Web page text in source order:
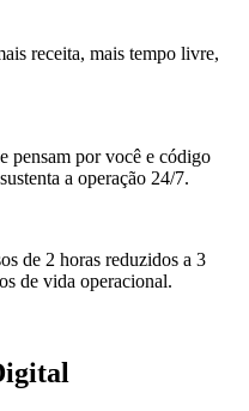
receita, mais tempo livre,
pensam por você e código
a operação 24/7.
de 2 horas reduzidos a 3
de vida operacional.